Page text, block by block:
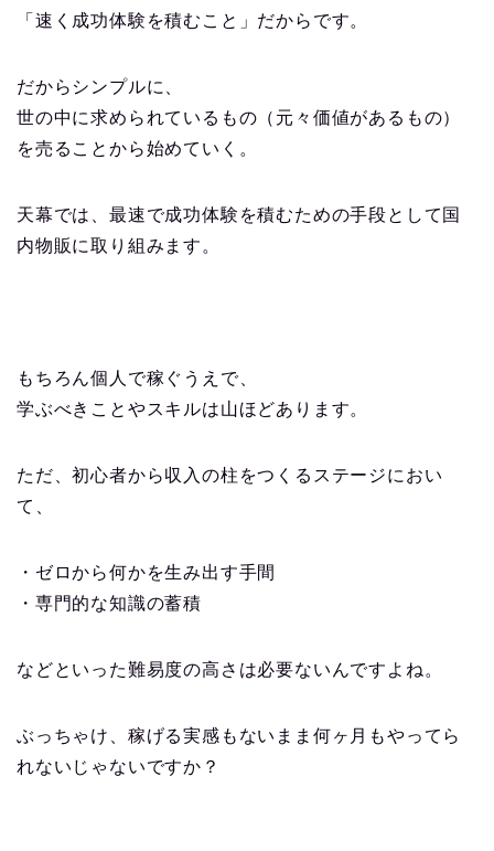
「速く成功体験を積むこと」だからです。
だからシンプルに、
世の中に求められているもの（元々価値があるもの）
を売ることから始めていく。
天幕では、最速で成功体験を積むための手段として国
内物販に取り組みます。
もちろん個人で稼ぐうえで、
学ぶべきことやスキルは山ほどあります。
ただ、初心者から収入の柱をつくるステージにおい
て、
・ゼロから何かを生み出す手間
・専門的な知識の蓄積
などといった難易度の高さは必要ないんですよね。
ぶっちゃけ、稼げる実感もないまま何ヶ月もやってら
れないじゃないですか？